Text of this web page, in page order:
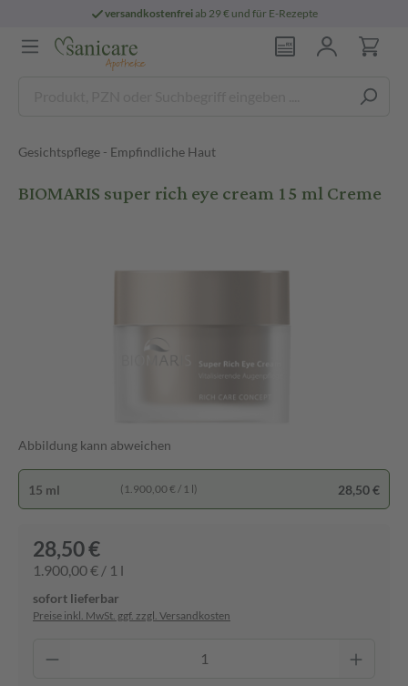
versandkostenfreiab 29 € und für E-Rezepte
Gesichtspflege - Empfindliche Haut
BIOMARIS super rich eye cream 15 ml Creme
Abbildung kann abweichen
15 ml (1.900,00 € / 1 l) 28,50 €
28,50 €
1.900,00 € / 1 l
sofort lieferbar
Preise inkl. MwSt. ggf. zzgl. Versandkosten